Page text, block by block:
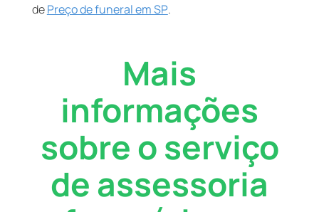
dePreço de funeral em SP.
Mais
informações
sobre o serviço
de assessoria